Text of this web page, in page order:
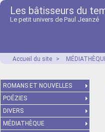
Les bâtisseurs du
Le petit univers de Paul Jeanzé
Accueil du site >
ROMANS ET NOUVELLES
POÉZIES
DIVERS
MÉDIATHÈQUE